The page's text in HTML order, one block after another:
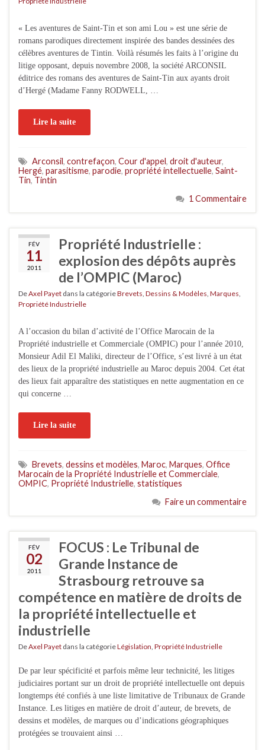
« Les aventures de Saint-Tin et son ami Lou » est une série de
romans parodiques directement inspirée des bandes dessinées des
célèbres aventures de Tintin. Voilà résumés les faits à l’origine du
litige opposant, depuis novembre 2008, la société ARCONSIL
éditrice des romans des aventures de Saint-Tin aux ayants droit
d’Hergé (Madame Fanny RODWELL, …
Lire la suite
Arconsil, contrefaçon, Cour d'appel, droit d'auteur,
Hergé, parasitisme, parodie, propriété intellectuelle, Saint-
Tin, Tintin
1 Commentaire
FÉV
11
2011
Propriété Industrielle :
explosion des dépôts auprès
de l’OMPIC (Maroc)
DeAxel Payet dans la catégorieBrevets Dessins & Modèles Marques
Propriété Industrielle
A l’occasion du bilan d’activité de l’Office Marocain de la
Propriété industrielle et Commerciale (OMPIC) pour l’année 2010,
Monsieur Adil El Maliki, directeur de l’Office, s’est livré à un état
des lieux de la propriété industrielle au Maroc depuis 2004. Cet état
des lieux fait apparaître des statistiques en nette augmentation en ce
qui concerne …
Lire la suite
Brevets, dessins et modèles, Maroc, Marques, Office
Marocain de la Propriété Industrielle et Commerciale,
OMPIC, Propriété Industrielle, statistiques
Faire un commentaire
FÉV
02
2011
FOCUS : Le Tribunal de
Grande Instance de
Strasbourg retrouve sa
compétence en matière de droits de
la propriété intellectuelle et
industrielle
DeAxel Payet dans la catégorieLégislation Propriété Industrielle
De par leur spécificité et parfois même leur technicité, les litiges
judiciaires portant sur un droit de propriété intellectuelle ont depuis
longtemps été confiés à une liste limitative de Tribunaux de Grande
Instance. Les litiges en matière de droit d’auteur, de brevets, de
dessins et modèles, de marques ou d’indications géographiques
protégées se trouvaient ainsi …